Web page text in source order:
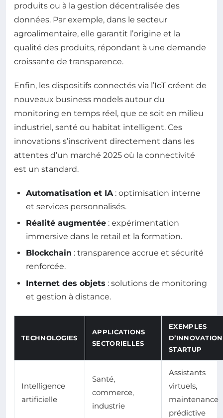
produits ou à la gestion décentralisée des
données. Par exemple, dans le secteur
agroalimentaire, elle garantit l’origine et la
qualité des produits, répondant à une demande
croissante de transparence.
Enfin, les dispositifs connectés via l’IoT créent de
nouveaux business models autour du
monitoring en temps réel, que ce soit en milieu
industriel, santé ou habitat intelligent. Ces
innovations s’inscrivent directement dans les
attentes d’un marché 2025 où la connectivité
est un standard.
Automatisation et IA : optimisation interne
et services personnalisés.
Réalité augmentée : expérimentation
immersive dans le retail et la formation.
Blockchain : transparence accrue et sécurité
renforcée.
Internet des objets : solutions de monitoring
et gestion à distance.
TECHNOLOGIES
APPLICATIONS
SECTORIELLES
EXEMPLES
D’INNOVATION
STARTUP
Intelligence
artificielle
Santé,
commerce,
industrie
Assistants
virtuels,
maintenance
prédictive